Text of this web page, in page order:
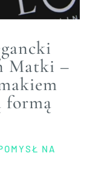
Matki –
formą
NA